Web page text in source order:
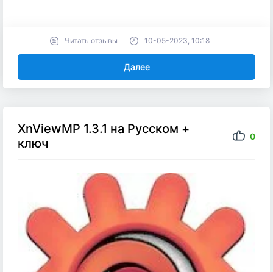
Далее
Читать отзывы 10-05-2023, 10:18
XnViewMP 1.3.1 на Русском +
ключ
0